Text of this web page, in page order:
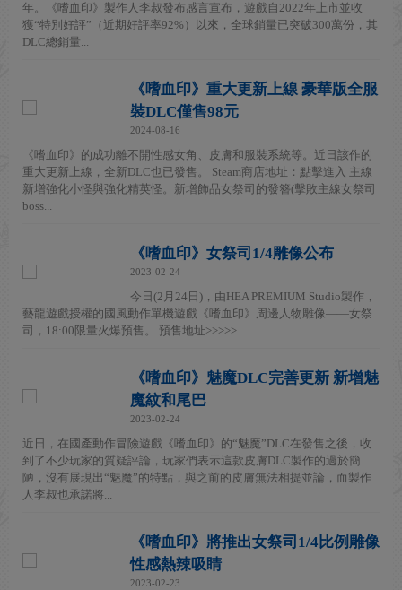
年。《嗜血印》製作人李叔發布感言宣布，遊戲自2022年上市並收
獲“特別好評”（近期好評率92%）以來，全球銷量已突破300萬份，其
DLC總銷量...
《嗜血印》重大更新上線 豪華版全服
裝DLC僅售98元
2024-08-16
《嗜血印》的成功離不開性感女角、皮膚和服裝系統等。近日該作的
重大更新上線，全新DLC也已發售。 Steam商店地址：點擊進入 主線
新增強化小怪與強化精英怪。新增飾品女祭司的發簪(擊敗主線女祭司
boss...
《嗜血印》女祭司1/4雕像公布
2023-02-24
今日(2月24日)，由HEA PREMIUM Studio製作，
藝龍遊戲授權的國風動作單機遊戲《嗜血印》周邊人物雕像——女祭
司，18:00限量火爆預售。 預售地址>>>>>...
《嗜血印》魅魔DLC完善更新 新增魅
魔紋和尾巴
2023-02-24
近日，在國產動作冒險遊戲《嗜血印》的“魅魔”DLC在發售之後，收
到了不少玩家的質疑評論，玩家們表示這款皮膚DLC製作的過於簡
陋，沒有展現出“魅魔”的特點，與之前的皮膚無法相提並論，而製作
人李叔也承諾將...
《嗜血印》將推出女祭司1/4比例雕像
性感熱辣吸睛
2023-02-23